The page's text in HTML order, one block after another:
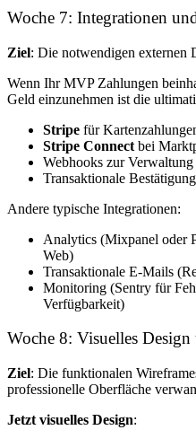
Woche 7: Integrationen
Ziel: Die notwendigen externen
Wenn Ihr MVP Zahlungen
Geld einzunehmen ist die
Stripe für
Stripe Connect bei
Webhooks zur
Transaktionale
Andere typische Integrationen:
Analytics (Mixpanel oder
Web)
Transaktionale E-Mails
Monitoring (Sentry für
Verfügbarkeit)
Woche 8: Visuelles
Ziel: Die funktionalen
professionelle Oberfläche
Jetzt visuelles Design: